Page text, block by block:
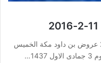
عروض بن داود مكة الخميس 11-2-2016 عروض بن داود مكة الخميس